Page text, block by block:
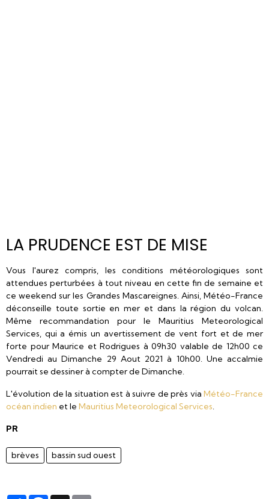
LA PRUDENCE EST DE MISE
Vous l'aurez compris, les conditions météorologiques sont
attendues perturbées à tout niveau en cette fin de semaine et
ce weekend sur les Grandes Mascareignes. Ainsi, Météo-France
déconseille toute sortie en mer et dans la région du volcan.
Même recommandation pour le Mauritius Meteorological
Services, qui a émis un avertissement de vent fort et de mer
forte pour Maurice et Rodrigues à 09h30 valable de 12h00 ce
Vendredi au Dimanche 29 Aout 2021 à 10h00. Une accalmie
pourrait se dessiner à compter de Dimanche.
L'évolution de la situation est à suivre de près via Météo-France
océan indien et le Mauritius Meteorological Services.
PR
brèves bassin sud ouest